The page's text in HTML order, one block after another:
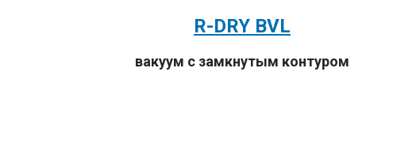
R-DRY BVL
вакуум с замкнутым контуром